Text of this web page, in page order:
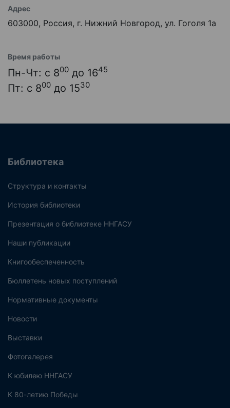
Адрес
603000, Россия, г. Нижний Новгород, ул. Гоголя 1а
Время работы
Пн-Чт: с 800 до 1645
Пт: с 800 до 1530
Библиотека
Структура и контакты
История библиотеки
Презентация о библиотеке ННГАСУ
Наши публикации
Книгообеспеченность
Бюллетень новых поступлений
Нормативные документы
Новости
Выставки
Фотогалерея
К юбилею ННГАСУ
К 80-летию Победы